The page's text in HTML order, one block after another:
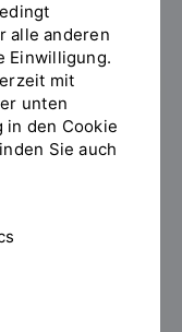
alle anderen
Einwilligung.
mit
unten
in den Cookie
Sie auch